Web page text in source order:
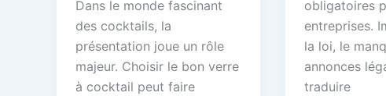
Dans le monde fascinant
des cocktails, la
présentation joue un rôle
majeur. Choisir le bon verre
à cocktail peut faire
obligatoires
entreprises.
la loi, le
annonces
traduire